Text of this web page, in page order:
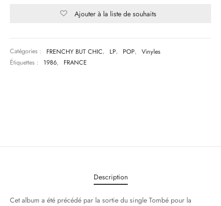
Ajouter à la liste de souhaits
Catégories : FRENCHY BUT CHIC, LP, POP,
Vinyles
Étiquettes :
1986, FRANCE
Description
Cet album a été précédé par la sortie du single Tombé pour la